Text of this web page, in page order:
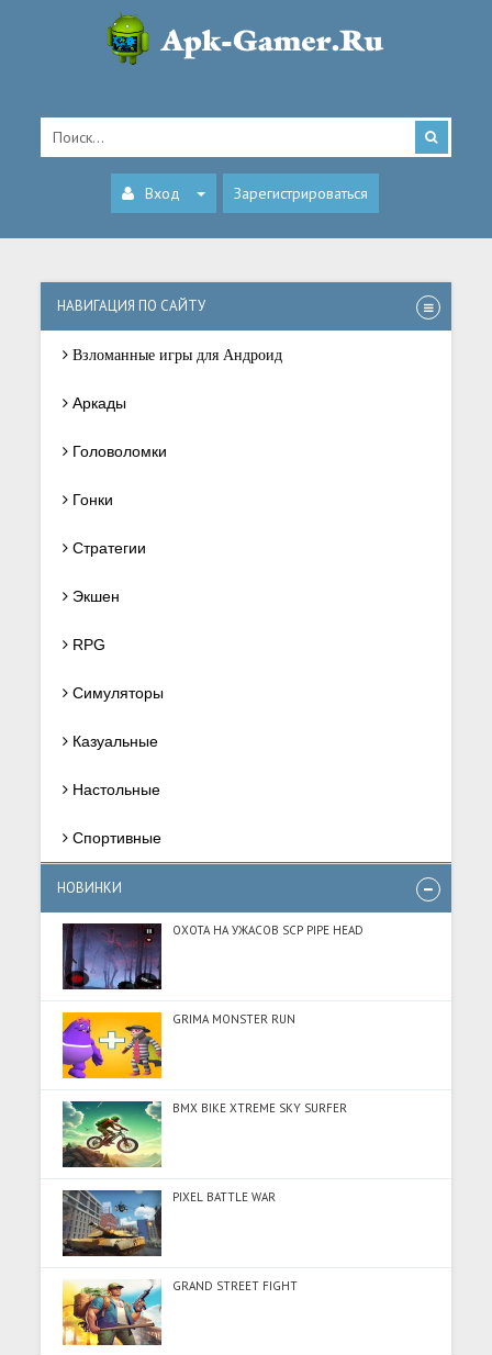
Вход Зарегистрироваться
НАВИГАЦИЯ ПО САЙТУ
Взломанные игры для Андроид
Аркады
Головоломки
Гонки
Стратегии
Экшен
RPG
Симуляторы
Казуальные
Настольные
Спортивные
НОВИНКИ
ОХОТА НА УЖАСОВ SCP PIPE HEAD
GRIMA MONSTER RUN
BMX BIKE XTREME SKY SURFER
PIXEL BATTLE WAR
GRAND STREET FIGHT